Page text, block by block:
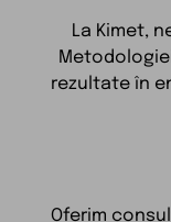
La Kimet,
rezultate în
Oferim